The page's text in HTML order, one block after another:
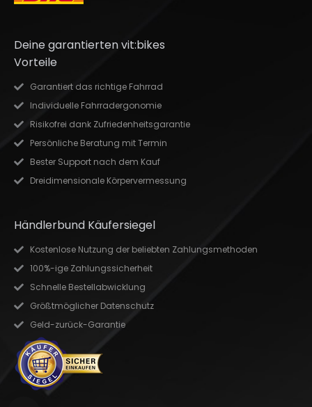
Deine garantierten vit:bikes
Vorteile
Garantiert das richtige Fahrrad
Individuelle Fahrradergonomie
Risikofrei dank Zufriedenheitsgarantie
Persönliche Beratung mit Termin
Bester Support nach dem Kauf
Dreidimensionale Körpervermessung
Händlerbund Käufersiegel
Kostenlose Nutzung der beliebten Zahlungsmethoden
100%-ige Zahlungssicherheit
Schnelle Bestellabwicklung
Größtmöglicher Datenschutz
Geld-zurück-Garantie